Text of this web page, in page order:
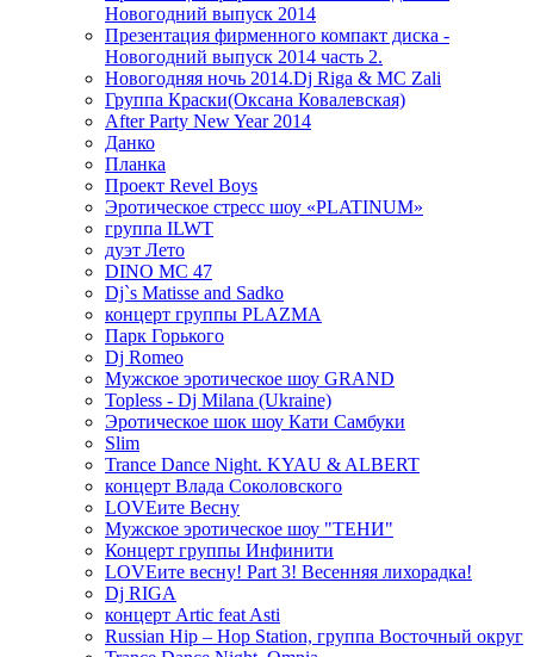
Новогодний выпуск 2014
Презентация фирменного компакт диска -
Новогодний выпуск 2014 часть 2.
Новогодняя ночь 2014.Dj Riga & MC Zali
Группа Краски(Оксана Ковалевская)
After Party New Year 2014
Данко
Планка
Проект Revel Boys
Эротическое стресс шоу «PLATINUM»
группа ILWT
дуэт Лето
DINO MC 47
Dj`s Matisse and Sadko
концерт группы PLAZMA
Парк Горького
Dj Romeo
Мужское эротическое шоу GRAND
Topless - Dj Milana (Ukraine)
Эротическое шок шоу Кати Самбуки
Slim
Trance Dance Night. KYAU & ALBERT
концерт Влада Соколовского
LOVEите Весну
Мужское эротическое шоу "ТЕНИ"
Концерт группы Инфинити
LOVEите весну! Part 3! Весенняя лихорадка!
Dj RIGA
концерт Artic feat Asti
Russian Hip – Hop Station, группа Восточный округ